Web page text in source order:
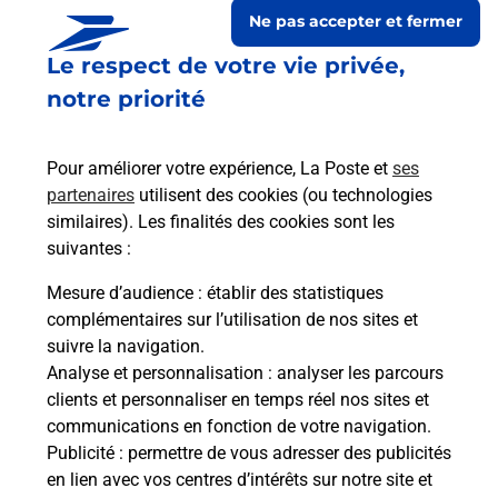
Le respect de votre vie privée,
notre priorité
Pour améliorer votre expérience, La Poste et ses
partenaires utilisent des cookies (ou technologies
similaires). Les finalités des cookies sont les
suivantes :
Mesure d’audience : établir des statistiques
complémentaires sur l’utilisation de nos sites et
suivre la navigation.
Analyse et personnalisation : analyser les parcours
clients et personnaliser en temps réel nos sites et
communications en fonction de votre navigation.
Publicité : permettre de vous adresser des publicités
en lien avec vos centres d’intérêts sur notre site et
Ne pas accepter et fermer
Prochaine collecte du courrierlundià 09h00
Rue De La Fontaine
65370 Troubat
Itinéraire
Le lien s'ouvre dans un nouvel onglet